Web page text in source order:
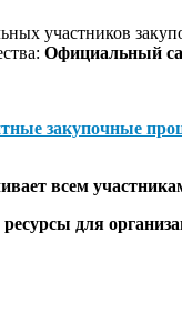
участников
Официальный
закупочные
всем
для